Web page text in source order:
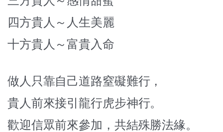
四方貴人～人生美麗
十方貴人～富貴入命
做人只靠自己道路窒礙難行，
貴人前來接引龍行虎步神行。
歡迎信眾前來參加，共結殊勝法緣。